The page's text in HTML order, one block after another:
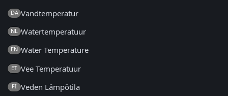
DA Vandtemperatur
NL Watertemperatuur
EN Water Temperature
ET Vee Temperatuur
FI Veden Lämpötila